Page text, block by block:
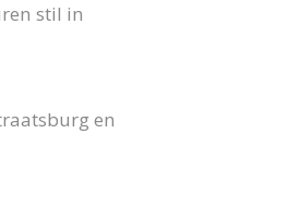
stil in
en